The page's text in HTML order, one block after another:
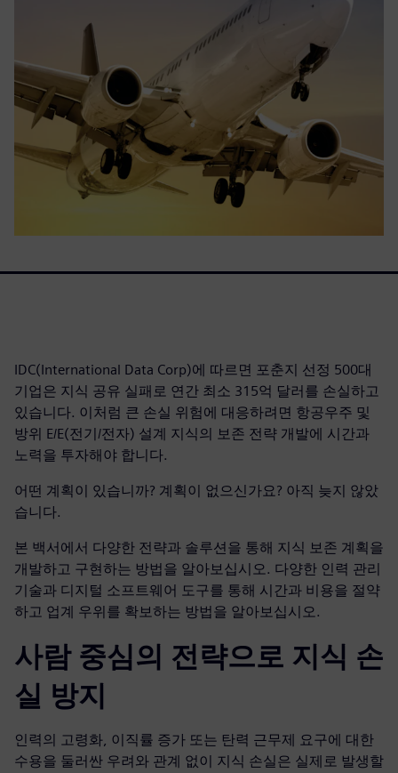
IDC(International Data Corp)에 따르면 포춘지 선정 500대
기업은 지식 공유 실패로 연간 최소 315억 달러를 손실하고
있습니다. 이처럼 큰 손실 위험에 대응하려면 항공우주 및
방위 E/E(전기/전자) 설계 지식의 보존 전략 개발에 시간과
노력을 투자해야 합니다.
어떤 계획이 있습니까? 계획이 없으신가요? 아직 늦지 않았
습니다.
본 백서에서 다양한 전략과 솔루션을 통해 지식 보존 계획을
개발하고 구현하는 방법을 알아보십시오. 다양한 인력 관리
기술과 디지털 소프트웨어 도구를 통해 시간과 비용을 절약
하고 업계 우위를 확보하는 방법을 알아보십시오.
사람 중심의 전략으로 지식 손
실 방지
인력의 고령화, 이직률 증가 또는 탄력 근무제 요구에 대한
수용을 둘러싼 우려와 관계 없이 지식 손실은 실제로 발생할